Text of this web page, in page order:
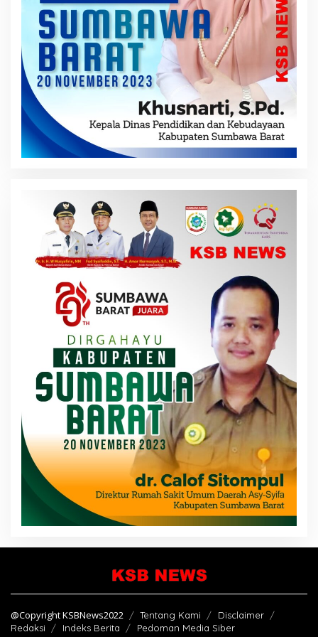
@Copyright KSBNews2022 Tentang Kami
Disclaimer
Redaksi
Indeks Berita Pedoman Media Siber